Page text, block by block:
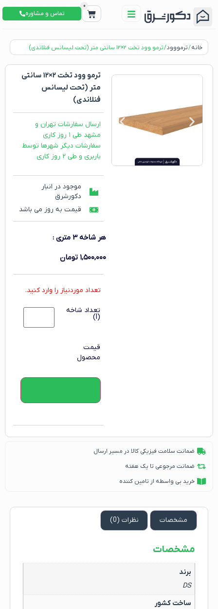
0
تماس و مشاوره
خانه/ترمووود/ ترمو وود تخت ۲×۱۲ سانتی متر (تحت لیسانس فنلاندی)
ترمو وود تخت ۲×۱۲ سانتی
متر (تحت لیسانس
فنلاندی)
ارسال سفارشات تهران و
مشهد طی ۱ روز کاری
سفارشات دیگر شهرها توسط
باربری و طی ۲ روز کاری
موجود در انبار
دکورشرق
قیمت به روز می باشد
هر شاخه 3 متری :
۱,۵۰۰,۰۰۰ تومان
تعداد موردنیاز را وارد کنید.
تعداد شاخه
(l)
قیمت
محصول
ضمانت سلامت فیزیکی کالا در مسیر ارسال
ضمانت مرجوعی تا یک هفته
خرید بی واسطه از تامین کننده
مشخصات نظرات (0)
مشخصات
برند
DS
ساخت کشور